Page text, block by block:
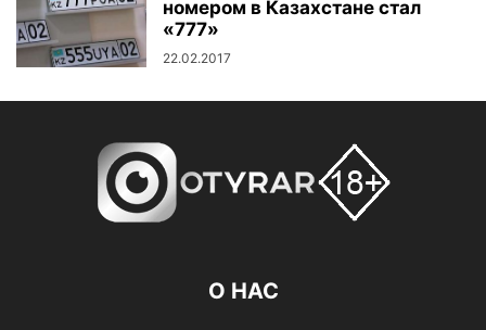
номером в Казахстане стал
«777»
22.02.2017
О НАС